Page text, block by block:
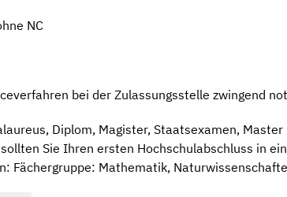
NC
bei der Zulassungsstelle zwingend
Diplom, Magister, Staatsexamen,
Sie Ihren ersten Hochschulabschluss in
Fächergruppe: Mathematik,